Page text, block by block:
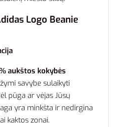
Logo Beanie
aukštos kokybės
savybe sulaikyti
pūga ar vėjas Jūsų
yra minkšta ir nedirgina
kaktos zonai.